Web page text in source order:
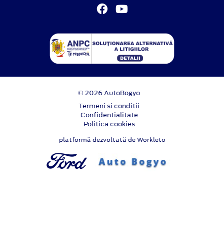
© 2026 AutoBogyo
Termeni si conditii
Confidentialitate
Politica cookies
platformă dezvoltată de Workleto